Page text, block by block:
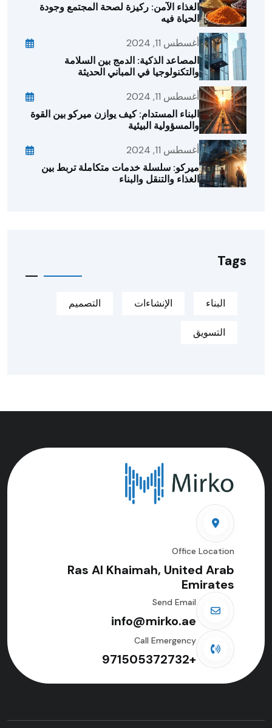
الغذاء الآمن: ركيزة لصحة المجتمع وجودة
الحياة فيه
أغسطس 11, 2024
المصاعد الذكية: الدمج بين السلامة
والتكنولوجيا في المباني الحديثة
أغسطس 11, 2024
البناء المستدام: كيف يوازن ميركو بين القوة
والمسؤولية البيئية
أغسطس 11, 2024
ميركو: سلسلة خدمات متكاملة تربط بين
الغذاء والتنقل والبناء
Tags
البناء الإنشاءات التصميم
التسويق
Office Location
Ras Al Khaimah, United Arab
Emirates
Send Email
info@mirko.ae
Call Emergency
+971505372732